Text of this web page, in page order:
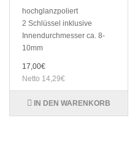
hochglanzpoliert
2 Schlüssel inklusive
Innendurchmesser ca. 8-
10mm
17,00€
Netto 14,29€
IN DEN WARENKORB